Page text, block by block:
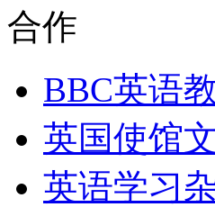
合作
BBC英语
英国使馆
英语学习